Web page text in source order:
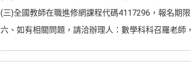
(三)全國教師在職進修網課程代碼4117296，報名期
六、如有相關問題，請洽辦理人：數學科科召羅老師